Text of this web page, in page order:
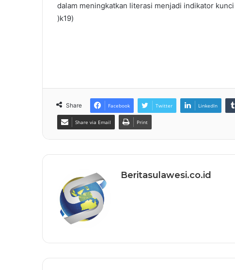
dalam meningkatkan literasi menjadi indikator
)k19)
Share Facebook Twitter LinkedIn
Share via Email Print
Beritasulawesi.co.id